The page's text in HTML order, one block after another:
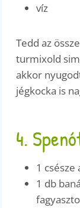
víz
Tedd az
turmixold
akkor
jégkocka is
4.
1
1 db